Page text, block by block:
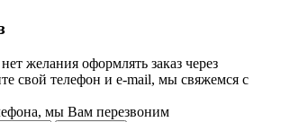
желания оформлять заказ через
свой телефон и e-mail, мы свяжемся с
мы Вам перезвоним